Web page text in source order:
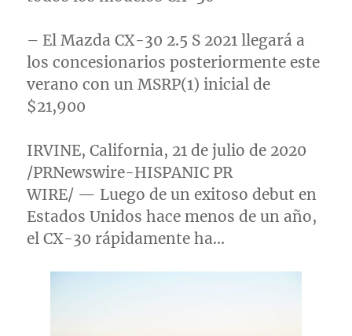
– El Mazda CX-30 2.5 S 2021 llegará a
los concesionarios posteriormente este
verano con un MSRP(1) inicial de
$21,900
IRVINE, California, 21 de julio de 2020
/PRNewswire-HISPANIC PR
WIRE/ — Luego de un exitoso debut en
Estados Unidos hace menos de un año,
el CX-30 rápidamente ha…